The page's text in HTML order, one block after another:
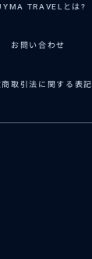
TRAVELとは?
お問い合わせ
商取引法に関する表記